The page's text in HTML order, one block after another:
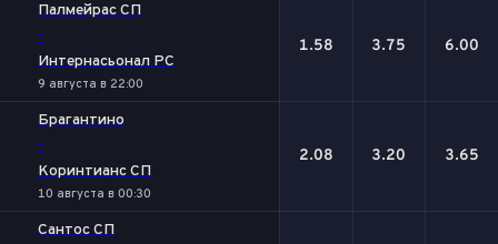
Палмейрас СП
-
Интернасьонал РС
9 августа в 22:00
1.58 3.75 6.00
Брагантино
-
Коринтианс СП
10 августа в 00:30
2.08 3.20 3.65
Сантос СП